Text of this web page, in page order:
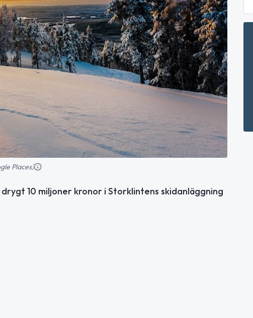
Places)
10 miljoner kronor i Storklintens skidanläggning